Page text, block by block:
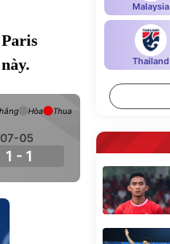
07-05
1 - 1
Hòa Thua
Malaysia
Thailand